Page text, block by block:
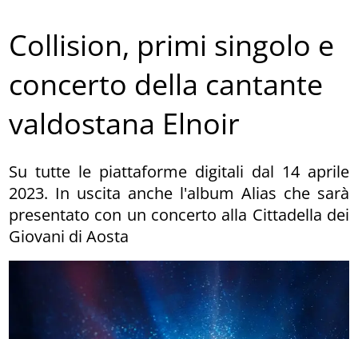
Collision, primi singolo e
concerto della cantante
valdostana Elnoir
Su tutte le piattaforme digitali dal 14 aprile
2023. In uscita anche l'album Alias che sarà
presentato con un concerto alla Cittadella dei
Giovani di Aosta